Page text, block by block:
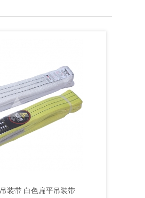
装带 白色扁平吊装带